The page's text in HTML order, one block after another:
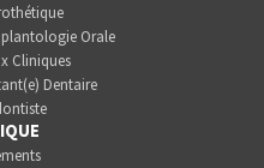
Orale
Cliniques
Dentaire